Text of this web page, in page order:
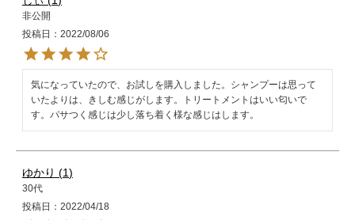
非公開
投稿日
2022/08/06
気になっていたので、お試しを購入しました。シャンプーは思って
いたよりは、きしむ感じがします。トリートメントはいい匂いで
す。パサつく感じは少し落ち着く様な感じはします。
ゆかり 1
30代
投稿日
2022/04/18